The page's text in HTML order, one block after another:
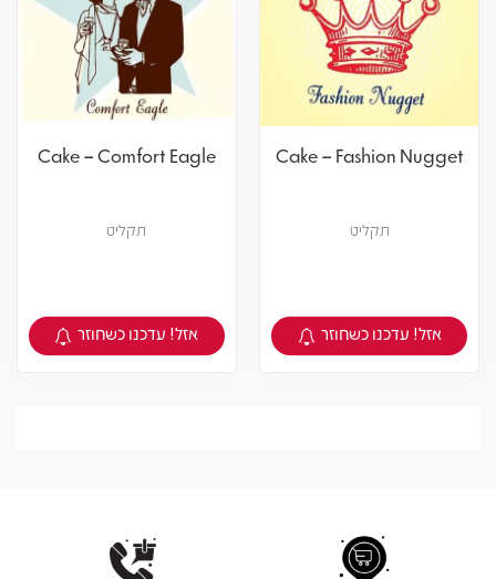
Cake – Fashion Nugget
תקליט
צפיה במוצר
אזל! עדכנו כשחוזר
Cake – Comfort Eagle
תקליט
צפיה במוצר
אזל! עדכנו כשחוזר